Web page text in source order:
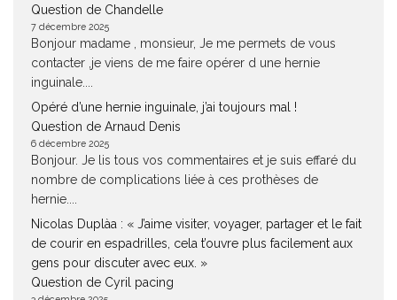
Question de Chandelle
7 décembre 2025
Bonjour madame , monsieur, Je me permets de vous
contacter ,je viens de me faire opérer d une hernie
inguinale....
Opéré d’une hernie inguinale, j’ai toujours mal !
Question de Arnaud Denis
6 décembre 2025
Bonjour. Je lis tous vos commentaires et je suis effaré du
nombre de complications liée à ces prothèses de
hernie....
Nicolas Duplàa : « J’aime visiter, voyager, partager et le fait
de courir en espadrilles, cela t’ouvre plus facilement aux
gens pour discuter avec eux. »
Question de Cyril pacing